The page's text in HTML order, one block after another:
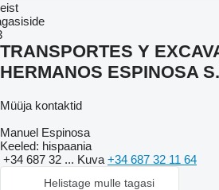
TRANSPORTES Y
HERMANOS ESPINOSA
Müüja kontaktid
Manuel Espinosa
Keeled: hispaania
+34 687 32 ... Kuva +34 687 32 11 64
Helistage mulle tagasi